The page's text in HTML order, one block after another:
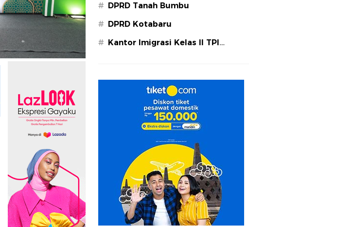
# DPRD Tanah Bumbu
# DPRD Kotabaru
# Kantor Imigrasi Kelas II TPI